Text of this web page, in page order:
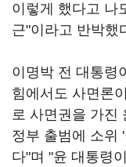
이렇게 했다고 나
근"이라고 반박했
이명박 전 대통령
힘에서도 사면론
로 사면권을 가진
정부 출범에 소위
다"며 "윤 대통령